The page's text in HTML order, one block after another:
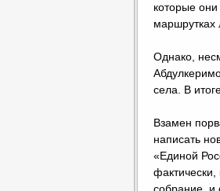
которые
маршрутках
Однако,
села. В
Взамен
написать
«Единой